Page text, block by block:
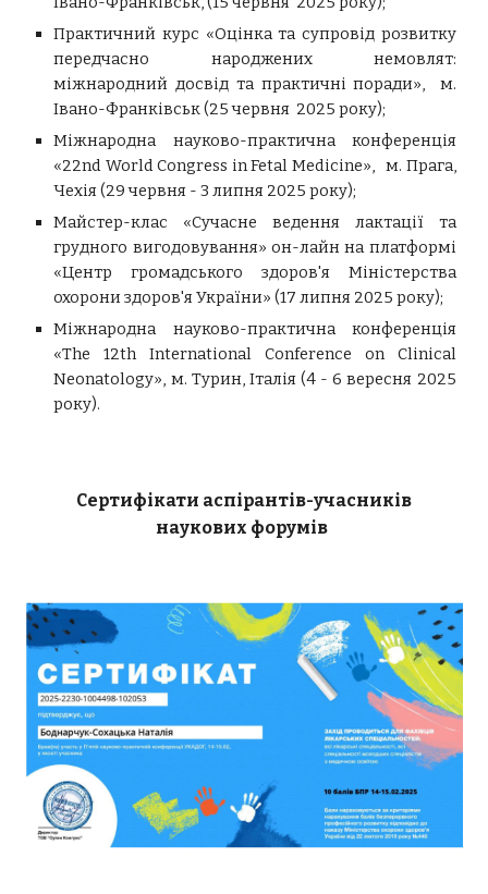
Практичний курс «Оцінка та супровід розвитку
передчасно народжених немовлят:
міжнародний досвід та практичні поради»,
м.
Івано-Франківськ(25 червня 2025 року);
Міжнародна науково-практична конференція
«22nd World Congress in Fetal Medicine», м. Прага,
Чехія(29 червня - 3 липня 2025 року);
Майстер-клас «Сучасне ведення лактації та
грудного вигодовування» он-лайн на платформі
«Центр громадського здоров'я Мiнiстерства
охорони здоров'я України» (17 липня 2025 року);
Міжнародна науково-практична конференція
«The 12th International Conference on Clinical
Neonatology», м. Турин, Італія (4 - 6 вересня 2025
року).
Сертифікати аспірантів-учасників
наукових форумів